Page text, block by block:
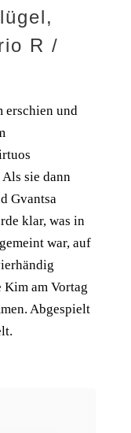
R /
erschien und
sie dann
Gvantsa
klar, was in
war, auf
Kim am Vortag
Abgespielt